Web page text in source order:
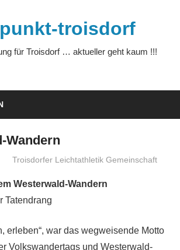
troisdorf
für Troisdorf … aktueller geht kaum !!!
Wandern
treffpunkt
Troisdorfer Leichtathletik Gemeinschaft
Westerwald-Wandern
Tatendrang
erleben“, war das wegweisende Motto
Volkswandertags und Westerwald-